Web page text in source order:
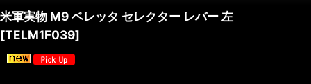
米軍実物 M9 ベレッタ セレクター レバー 左
[TELM1F039]